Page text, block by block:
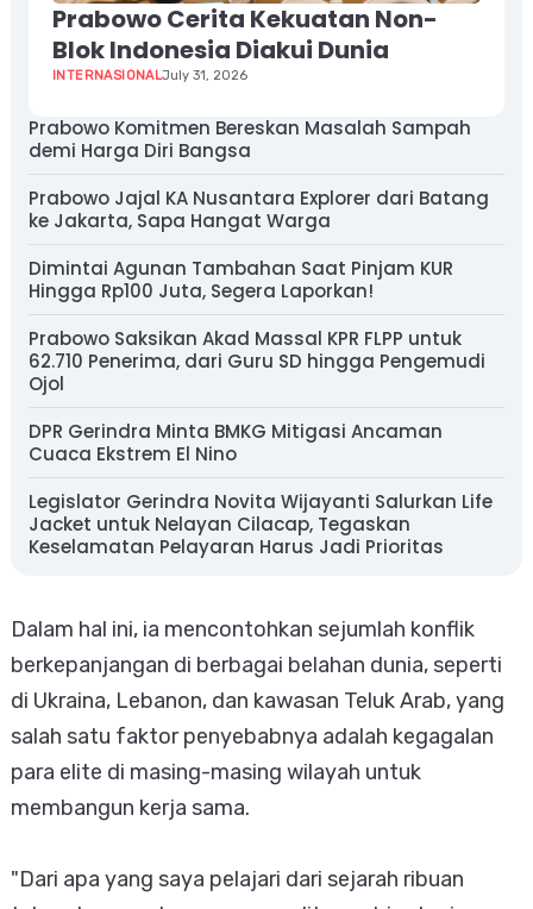
Prabowo Cerita Kekuatan Non-
Blok Indonesia Diakui Dunia
INTERNASIONALJuly 31, 2026
Prabowo Komitmen Bereskan Masalah Sampah
demi Harga Diri Bangsa
Prabowo Jajal KA Nusantara Explorer dari Batang
ke Jakarta, Sapa Hangat Warga
Dimintai Agunan Tambahan Saat Pinjam KUR
Hingga Rp100 Juta, Segera Laporkan!
Prabowo Saksikan Akad Massal KPR FLPP untuk
62.710 Penerima, dari Guru SD hingga Pengemudi
Ojol
DPR Gerindra Minta BMKG Mitigasi Ancaman
Cuaca Ekstrem El Nino
Legislator Gerindra Novita Wijayanti Salurkan Life
Jacket untuk Nelayan Cilacap, Tegaskan
Keselamatan Pelayaran Harus Jadi Prioritas
Dalam hal ini, ia mencontohkan sejumlah konflik
berkepanjangan di berbagai belahan dunia, seperti
di Ukraina, Lebanon, dan kawasan Teluk Arab, yang
salah satu faktor penyebabnya adalah kegagalan
para elite di masing-masing wilayah untuk
membangun kerja sama.
"Dari apa yang saya pelajari dari sejarah ribuan